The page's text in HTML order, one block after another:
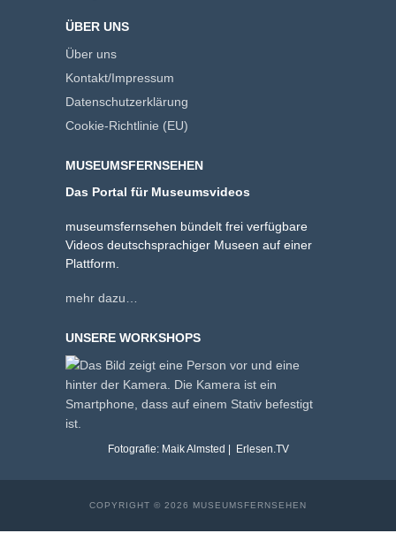
ÜBER UNS
Über uns
Kontakt/Impressum
Datenschutzerklärung
Cookie-Richtlinie (EU)
MUSEUMSFERNSEHEN
Das Portal für Museumsvideos
museumsfernsehen bündelt frei verfügbare
Videos deutschsprachiger Museen auf einer
Plattform.
mehr dazu…
UNSERE WORKSHOPS
Fotografie: Maik Almsted | Erlesen.TV
COPYRIGHT © 2026 MUSEUMSFERNSEHEN